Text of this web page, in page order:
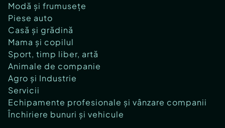
Modă și frumusețe
Piese auto
Casă și grădină
Mama și copilul
Sport, timp liber, artă
Animale de companie
Agro și Industrie
Servicii
Echipamente profesionale și vânzare companii
Închiriere bunuri și vehicule